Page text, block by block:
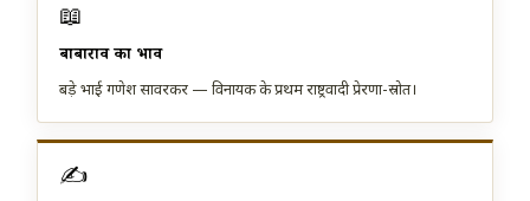
📖
बाबाराव का प्रभाव
बड़े भाई गणेश सावरकर — विनायक के प्रथम राष्ट्रवादी प्रेरणा-स्रोत।
✍️